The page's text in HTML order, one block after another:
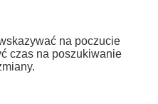
na poczucie
czas na poszukiwanie